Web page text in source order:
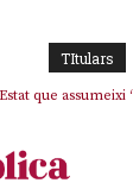
TItulars
que assumeixi
de les seleccions